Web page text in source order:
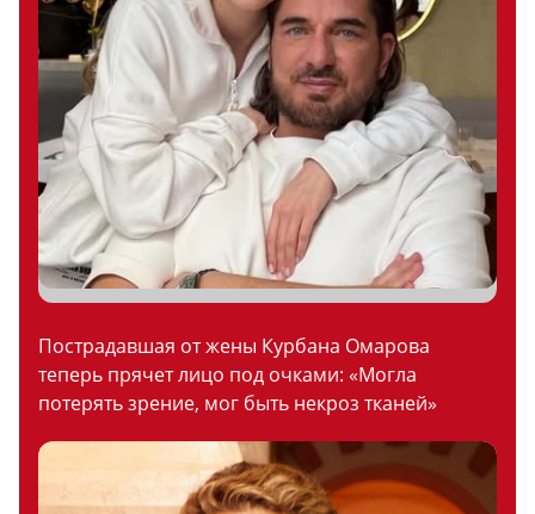
Пострадавшая от жены Курбана Омарова
теперь прячет лицо под очками: «Могла
потерять зрение, мог быть некроз тканей»